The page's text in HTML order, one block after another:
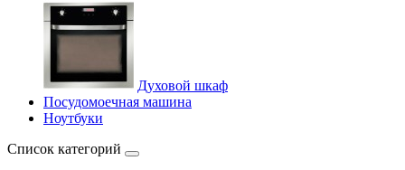
Духовой шкаф
Посудомоечная машина
Ноутбуки
Список категорий